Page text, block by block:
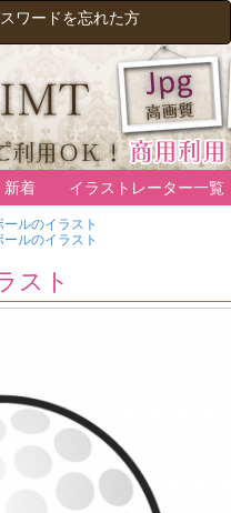
ワードを忘れた方
新着 イラストレーター一覧
ールのイラスト
ールのイラスト
スト